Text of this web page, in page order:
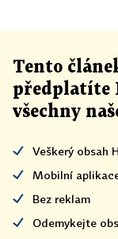
Tento
předplatíte
všechny
Veškerý obsah
Mobilní
Bez reklam
Odemykejte